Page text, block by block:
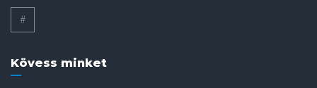
#
Kövess minket